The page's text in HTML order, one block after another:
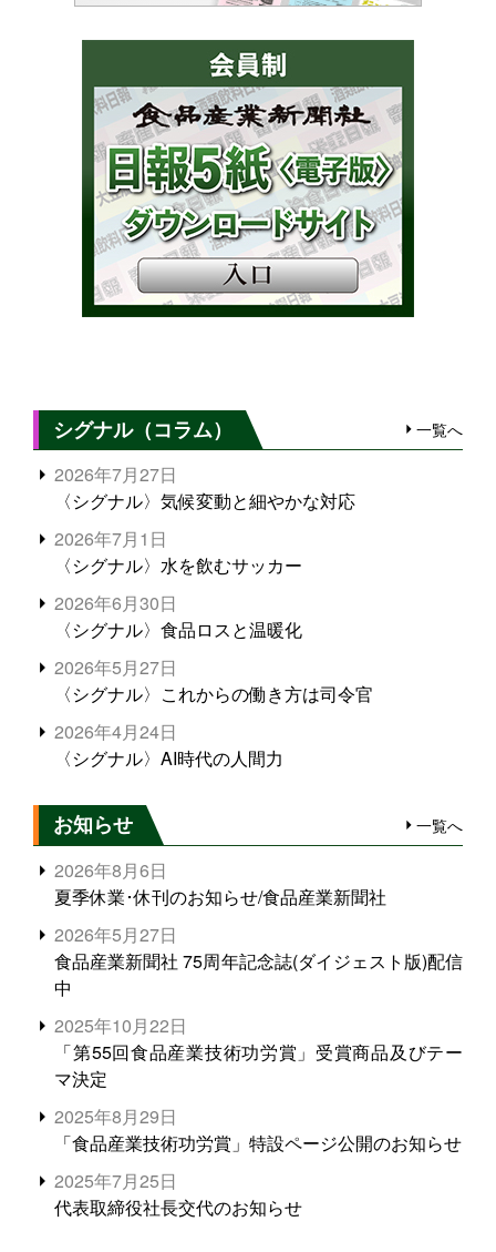
シグナル（コラム） 一覧へ
2026年7月27日
〈シグナル〉気候変動と細やかな対応
2026年7月1日
〈シグナル〉水を飲むサッカー
2026年6月30日
〈シグナル〉食品ロスと温暖化
2026年5月27日
〈シグナル〉これからの働き方は司令官
2026年4月24日
〈シグナル〉AI時代の人間力
お知らせ 一覧へ
2026年8月6日
夏季休業･休刊のお知らせ/食品産業新聞社
2026年5月27日
食品産業新聞社 75周年記念誌(ダイジェスト版)配信
中
2025年10月22日
「第55回食品産業技術功労賞」受賞商品及びテー
マ決定
2025年8月29日
「食品産業技術功労賞」特設ページ公開のお知らせ
2025年7月25日
代表取締役社長交代のお知らせ